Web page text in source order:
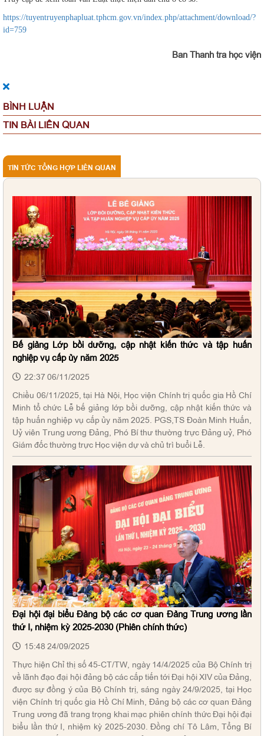
https://tuyentruyenphapluat.tphcm.gov.vn/index.php/attachment/download/?
id=759
Ban Thanh tra học viện
BÌNH LUẬN
TIN BÀI LIÊN QUAN
TIN TỨC TỔNG HỢP LIÊN QUAN
Bế giảng Lớp bồi dưỡng, cập nhật kiến thức và tập huấn
nghiệp vụ cấp ủy năm 2025
22:37 06/11/2025
Chiều 06/11/2025, tại Hà Nội, Học viện Chính trị quốc gia Hồ Chí
Minh tổ chức Lễ bế giảng lớp bồi dưỡng, cập nhật kiến thức và
tập huấn nghiệp vụ cấp ủy năm 2025. PGS,TS Đoàn Minh Huấn,
Uỷ viên Trung ương Đảng, Phó Bí thư thường trực Đảng uỷ, Phó
Giám đốc thường trực Học viện dự và chủ trì buổi Lễ.
Đại hội đại biểu Đảng bộ các cơ quan Đảng Trung ương lần
thứ I, nhiệm kỳ 2025-2030 (Phiên chính thức)
15:48 24/09/2025
Thực hiện Chỉ thị số 45-CT/TW, ngày 14/4/2025 của Bộ Chính trị
về lãnh đạo đại hội đảng bộ các cấp tiến tới Đại hội XIV của Đảng,
được sự đồng ý của Bộ Chính trị, sáng ngày 24/9/2025, tại Học
viện Chính trị quốc gia Hồ Chí Minh, Đảng bộ các cơ quan Đảng
Trung ương đã trang trọng khai mạc phiên chính thức Đại hội đại
biểu lần thứ I, nhiệm kỳ 2025-2030. Đồng chí Tô Lâm, Tổng Bí